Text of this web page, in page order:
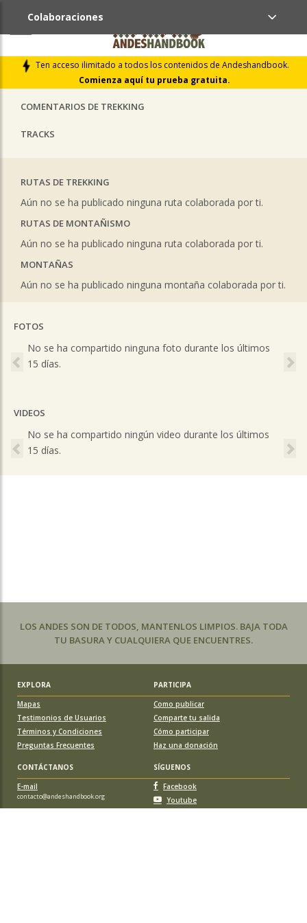
Ten acceso ilimitado a todos los contenidos de Andeshandbook.
Comienza aquí tu prueba gratuita.
Colaboraciones
ÚLTIMAS COLABORACIONES PUBLICADAS
LIBROS DE CUMBRES
COMENTARIOS DE TREKKING
TRACKS
RUTAS DE TREKKING
Aún no se ha publicado ninguna ruta colaborada por ti.
RUTAS DE MONTAÑISMO
Aún no se ha publicado ninguna ruta colaborada por ti.
MONTAÑAS
Aún no se ha publicado ninguna montaña colaborada por ti.
FOTOS
No se ha compartido ninguna foto durante los últimos
15 días.
Previous
VIDEOS
No se ha compartido ningún video durante los últimos
15 días.
Previous
LOS ANDES SON DE TODOS, MANTENLOS LIMPIOS. BAJA TODA
TU BASURA Y CUALQUIERA QUE ENCUENTRES.
EXPLORA
PARTICIPA
Mapas
Testimonios de Usuarios
Términos y Condiciones
Preguntas Frecuentes
Como publicar
Comparte tu salida
Cómo participar
Haz una donación
CONTÁCTANOS
SÍGUENOS
E-mail
contacto@andeshandbook.org
Facebook
Youtube